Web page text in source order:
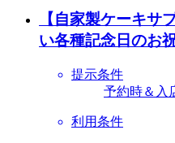
【自家製ケーキサ
い各種記念日のお
提示条件
予約時＆入
利用条件